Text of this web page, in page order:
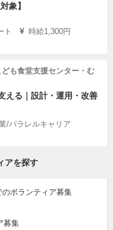
象】
ト
時給1,300円
も食堂支援センター・む
える｜設計・運用・改善
/パラレルキャリア
アを探す
のボランティア募集
募集